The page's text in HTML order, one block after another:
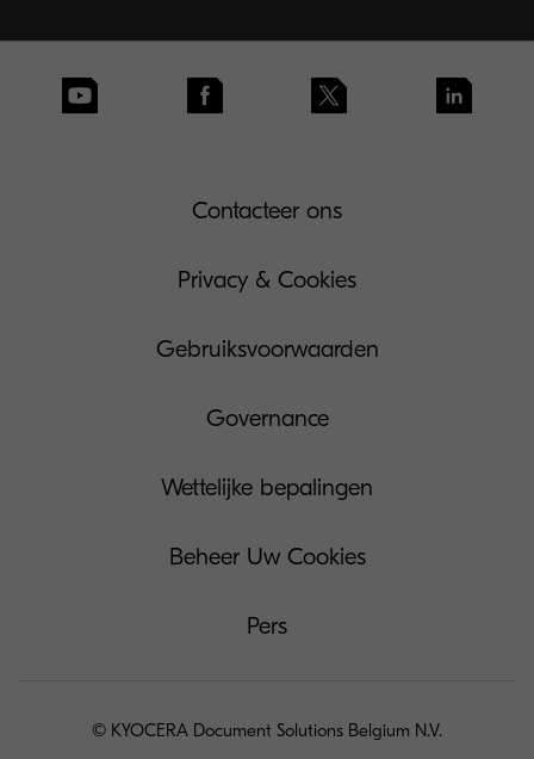
Contacteer ons
Privacy & Cookies
Gebruiksvoorwaarden
Governance
Wettelijke bepalingen
Beheer Uw Cookies
Pers
© KYOCERA Document Solutions Belgium N.V.